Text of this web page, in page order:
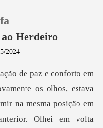
0
Herdeiro
2024
na mesma posição em
Olhei em volta